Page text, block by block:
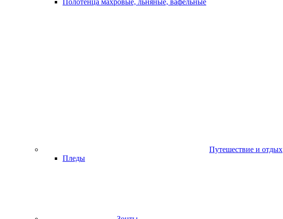
Полотенца махровые, льняные, вафельные
Путешествие и отдых
Пледы